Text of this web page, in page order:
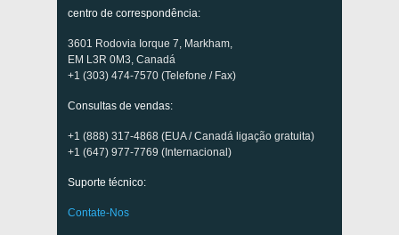
centro de correspondência:
3601 Rodovia Iorque 7, Markham,
EM L3R 0M3, Canadá
+1 (303) 474-7570 (Telefone / Fax)
Consultas de vendas:
+1 (888) 317-4868 (EUA / Canadá ligação gratuita)
+1 (647) 977-7769 (Internacional)
Suporte técnico:
Contate-Nos